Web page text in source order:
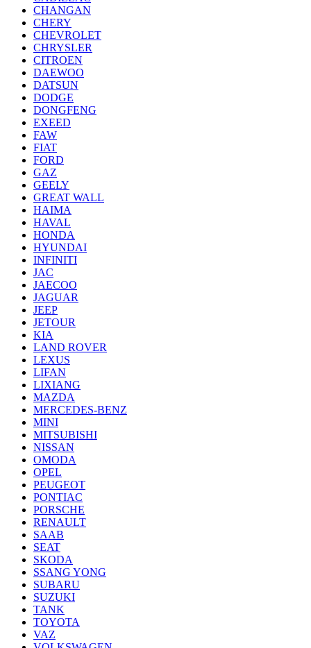
CHANGAN
CHERY
CHEVROLET
CHRYSLER
CITROEN
DAEWOO
DATSUN
DODGE
DONGFENG
EXEED
FAW
FIAT
FORD
GAZ
GEELY
GREAT WALL
HAIMA
HAVAL
HONDA
HYUNDAI
INFINITI
JAC
JAECOO
JAGUAR
JEEP
JETOUR
KIA
LAND ROVER
LEXUS
LIFAN
LIXIANG
MAZDA
MERCEDES-BENZ
MINI
MITSUBISHI
NISSAN
OMODA
OPEL
PEUGEOT
PONTIAC
PORSCHE
RENAULT
SAAB
SEAT
SKODA
SSANG YONG
SUBARU
SUZUKI
TANK
TOYOTA
VAZ